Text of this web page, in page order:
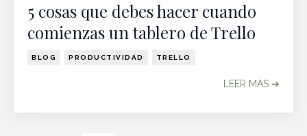
5 cosas que debes hacer cuando
comienzas un tablero de Trello
BLOG PRODUCTIVIDAD TRELLO
LEER MÁS ➔